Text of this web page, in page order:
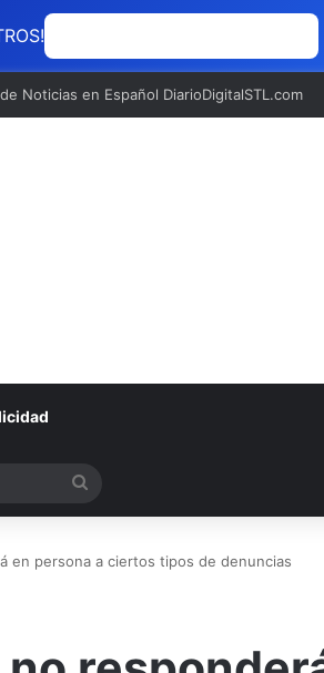
Noticias en Español DiarioDigitalSTL.com
en persona a ciertos tipos de denuncias